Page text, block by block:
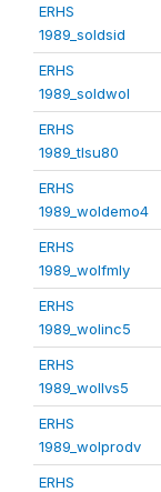
ERHS
1989_soldsid
ERHS
1989_soldwol
ERHS
1989_tlsu80
ERHS
1989_woldemo4
ERHS
1989_wolfmly
ERHS
1989_wolinc5
ERHS
1989_wollvs5
ERHS
1989_wolprodv
ERHS